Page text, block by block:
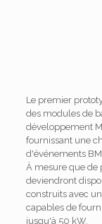
Le premier
des modules de
développement
fournissant une
d'événements
À mesure que de
deviendront
construits avec
capables de
jusqu'à 50 kW.